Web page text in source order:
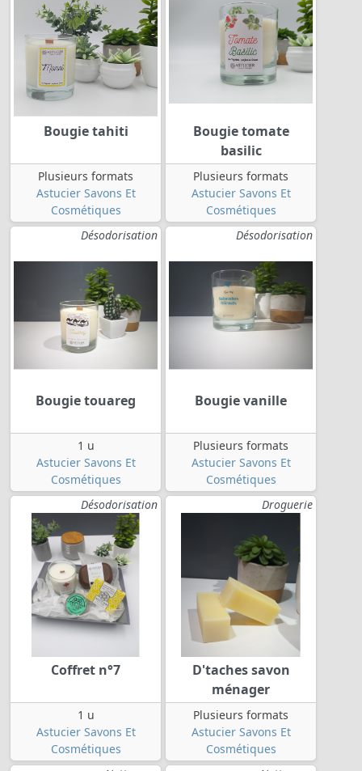
Bougie tahiti
Plusieurs formats
Astucier Savons Et
Cosmétiques
Bougie tomate
basilic
Plusieurs formats
Astucier Savons Et
Cosmétiques
Désodorisation
Bougie touareg
1 u
Astucier Savons Et
Cosmétiques
Désodorisation
Bougie vanille
Plusieurs formats
Astucier Savons Et
Cosmétiques
Désodorisation
Coffret n°7
1 u
Astucier Savons Et
Cosmétiques
Droguerie
D'taches savon
ménager
Plusieurs formats
Astucier Savons Et
Cosmétiques